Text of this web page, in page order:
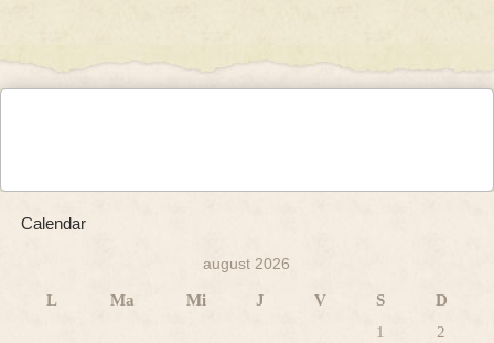
Calendar
august 2026
L Ma Mi J V S
D
1
2